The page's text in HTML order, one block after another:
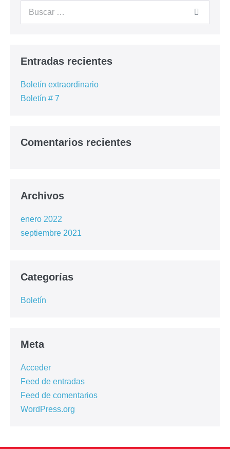
Contacto
Entradas recientes
Boletín extraordinario
Boletín # 7
Comentarios recientes
Archivos
enero 2022
septiembre 2021
Categorías
Boletín
Meta
Acceder
Feed de entradas
Feed de comentarios
WordPress.org